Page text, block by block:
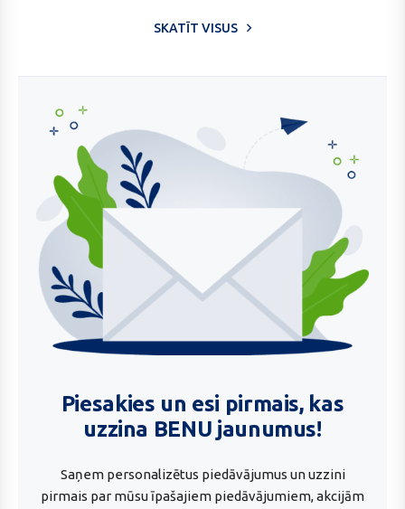
vecākiem
SKATĪT VISUS
Piesakies un esi pirmais, kas
uzzina BENU jaunumus!
Saņem personalizētus piedāvājumus un uzzini
pirmais par mūsu īpašajiem piedāvājumiem, akcijām
Pieteikties